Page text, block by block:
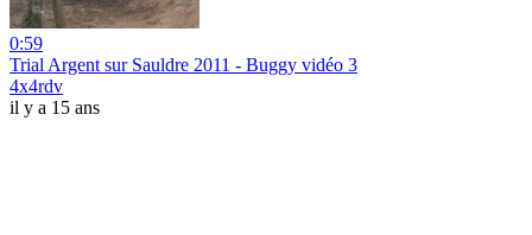
0:59
Trial Argent sur Sauldre 2011 - Buggy vidéo 3
4x4rdv
il y a 15 ans